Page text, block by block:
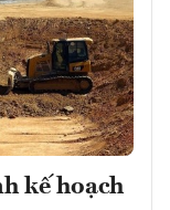
kế hoạch